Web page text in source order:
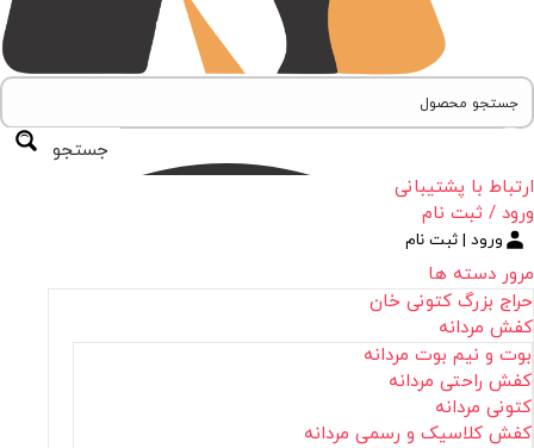
جستجو
ارتباط با پشتیبانی
ورود / ثبت نام
ورود | ثبت نام
مرور دسته ها
حراج بزرگ کتونی خان
کفش مردانه
بوت و نیم بوت مردانه
کفش راحتی مردانه
کتونی مردانه
کفش کلاسیک و رسمی مردانه